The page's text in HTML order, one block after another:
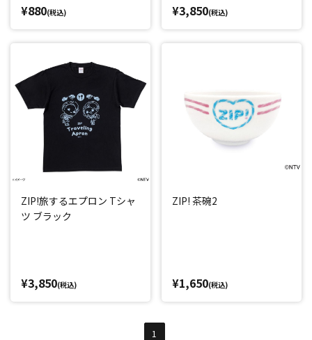
¥880(税込) ¥3,850(税込)
ZIP!旅するエプロン Tシャ
ツ ブラック
¥3,850(税込)
ZIP! 茶碗2
¥1,650(税込)
1